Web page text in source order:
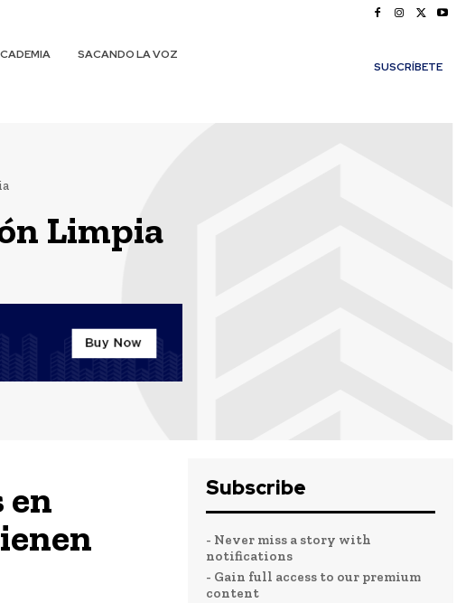
SACANDO LA VOZ
SUSCRÍBETE
Limpia
en
Subscribe
- Never miss a story with
notifications
- Gain full access to our premium
content